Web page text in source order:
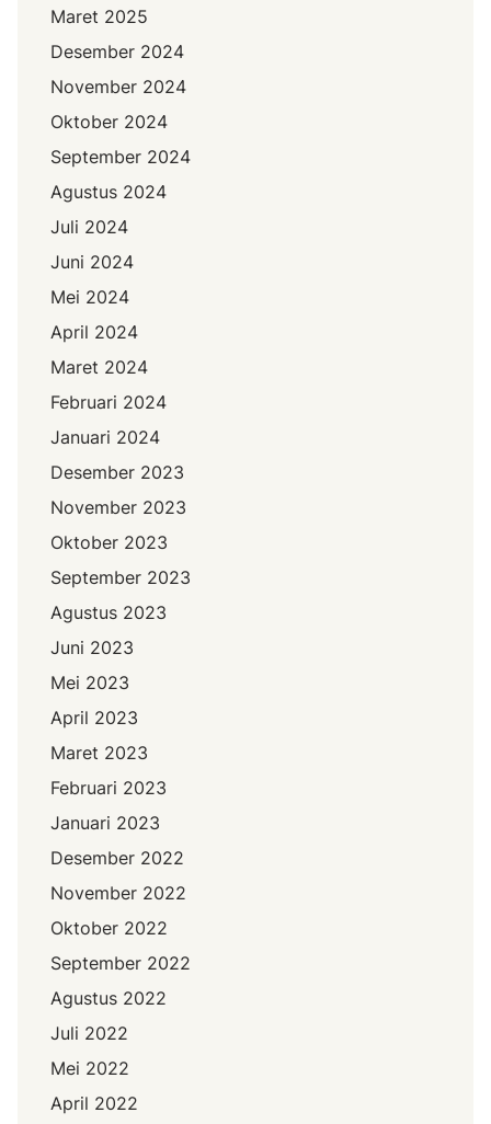
Maret 2025
Desember 2024
November 2024
Oktober 2024
September 2024
Agustus 2024
Juli 2024
Juni 2024
Mei 2024
April 2024
Maret 2024
Februari 2024
Januari 2024
Desember 2023
November 2023
Oktober 2023
September 2023
Agustus 2023
Juni 2023
Mei 2023
April 2023
Maret 2023
Februari 2023
Januari 2023
Desember 2022
November 2022
Oktober 2022
September 2022
Agustus 2022
Juli 2022
Mei 2022
April 2022